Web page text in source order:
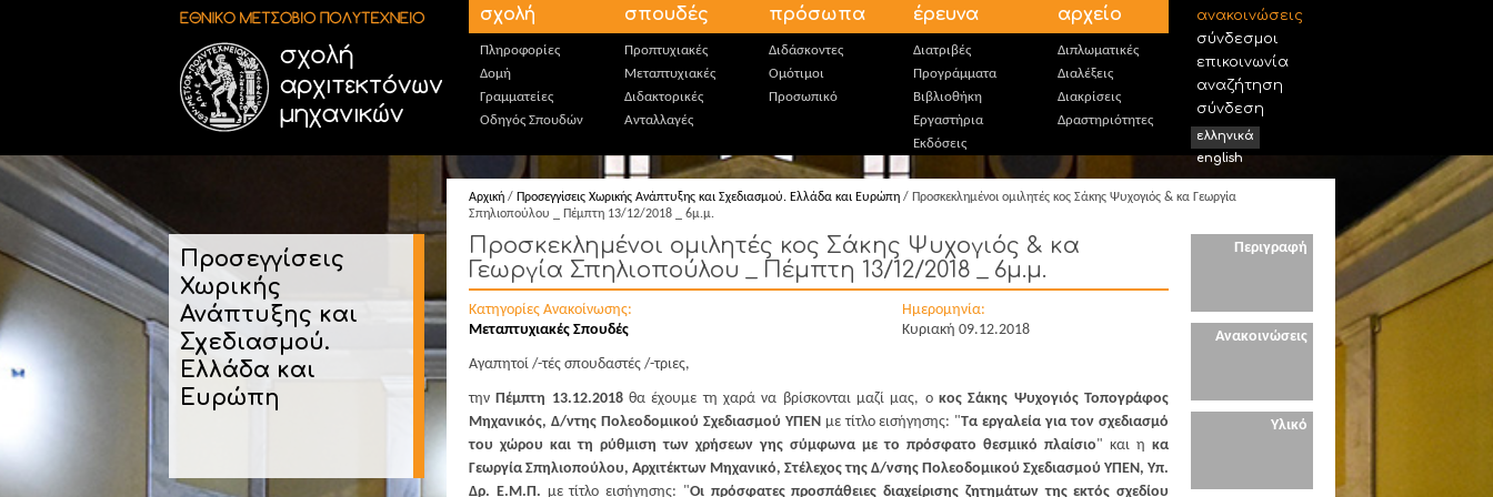
Παράκαμψη προς το κυρίως περιεχόμενο σχολή
Πληροφορίες
Δομή
Γραμματείες
Οδηγός Σπουδών
σπουδές
Προπτυχιακές
Μεταπτυχιακές
Διδακτορικές
Ανταλλαγές
πρόσωπα
Διδάσκοντες
Ομότιμοι
Προσωπικό
έρευνα
Διατριβές
Προγράμματα
Βιβλιοθήκη
Εργαστήρια
Εκδόσεις
αρχείο
Διπλωματικές
Διαλέξεις
Διακρίσεις
Δραστηριότητες
ανακοινώσεις
σύνδεσμοι
επικοινωνία
αναζήτηση
σύνδεση
ελληνικά
english
Προσεγγίσεις
Χωρικής
Ανάπτυξης και
Σχεδιασμού.
Ελλάδα και
Ευρώπη
Αρχική / Προσεγγίσεις Χωρικής Ανάπτυξης και Σχεδιασμού. Ελλάδα και Ευρώπη / Προσκεκλημένοι ομιλητές κος Σάκης Ψυχογιός & κα Γεωργία
Σπηλιοπούλου _ Πέμπτη 13/12/2018 _ 6μ.μ.
Προσκεκλημένοι ομιλητές κος Σάκης Ψυχογιός & κα
Γεωργία Σπηλιοπούλου _ Πέμπτη 13/12/2018 _ 6μ.μ.
Κατηγορίες Ανακοίνωσης:
Μεταπτυχιακές Σπουδές
Ημερομηνία:
Κυριακή 09.12.2018
Αγαπητοί /-τές σπουδαστές /-τριες,
τηνΠέμπτη 13.12.2018 θα έχουμε τη χαρά να βρίσκονται μαζί μας, οκος Σάκης Ψυχογιός Τοπογράφος
Μηχανικός, Δ/ντης Πολεοδομικού Σχεδιασμού ΥΠΕΝμε τίτλο εισήγησης: "Τα εργαλεία για τον σχεδιασμό
του χώρου και τη ρύθμιση των χρήσεων γης σύμφωνα με το πρόσφατο θεσμικό πλαίσιο" και η κα
Γεωργία Σπηλιοπούλου, Αρχιτέκτων Μηχανικό, Στέλεχος της Δ/νσης Πολεοδομικού Σχεδιασμού ΥΠΕΝ, Υπ.
Δρ. Ε.Μ.Π. με τίτλο εισήγησης: "Οι πρόσφατες προσπάθειες διαχείρισης ζητημάτων της εκτός σχεδίου
Περιγραφή
Ανακοινώσεις
Υλικό